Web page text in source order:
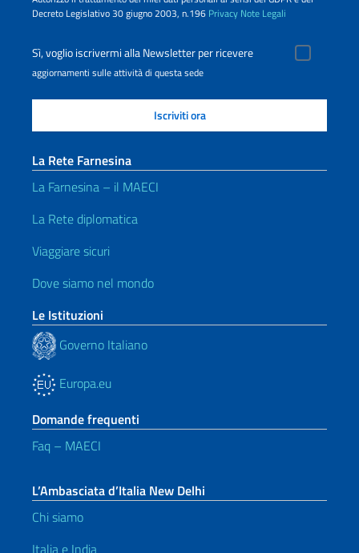
Decreto Legislativo 30 giugno 2003, n.196 Privacy Note Legali
Sì, voglio iscrivermi alla Newsletter per ricevere
aggiornamenti sulle attività di questa sede
La Rete Farnesina
La Farnesina – il MAECI
La Rete diplomatica
Viaggiare sicuri
Dove siamo nel mondo
Le Istituzioni
Governo Italiano
Europa.eu
Domande frequenti
Faq – MAECI
L’Ambasciata d’Italia New Delhi
Chi siamo
Italia e India